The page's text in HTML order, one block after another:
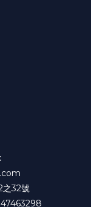
之32號
47463298